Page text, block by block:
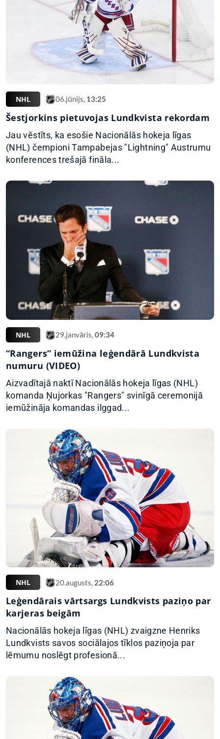
NHL 06.jūnijs, 13:25
Šestjorkins pietuvojas Lundkvista rekordam
Jau vēstīts, ka esošie Nacionālās hokeja līgas
(NHL) čempioni Tampabejas "Lightning" Austrumu
konferences trešajā fināla...
NHL 29.janvāris,09:34
“Rangers” iemūžina leģendārā Lundkvista
numuru (VIDEO)
Aizvadītajā naktī Nacionālās hokeja līgas (NHL)
komanda Ņujorkas "Rangers" svinīgā ceremonijā
iemūžināja komandas ilggad...
NHL 20.augusts, 22:06
Leģendārais vārtsargs Lundkvists paziņo par
karjeras beigām
Nacionālās hokeja līgas (NHL) zvaigzne Henriks
Lundkvists savos sociālajos tīklos paziņoja par
lēmumu noslēgt profesionā...